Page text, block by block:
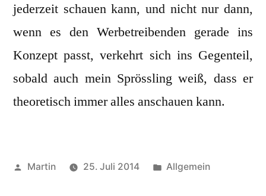
jederzeit schauen kann, und nicht nur dann,
wenn es den Werbetreibenden gerade ins
Konzept passt, verkehrt sich ins Gegenteil,
sobald auch mein Sprössling weiß, dass er
theoretisch immer alles anschauen kann.
Veröffentlicht
Martin 25. Juli 2014
Veröffentlicht
Allgemein